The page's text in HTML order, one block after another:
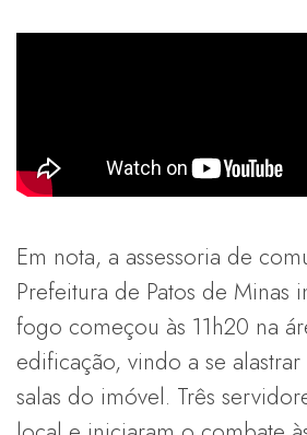
Em nota, a assessoria de
Prefeitura de Patos de Minas
fogo começou às 11h20 na
edificação, vindo a se
salas do imóvel. Três